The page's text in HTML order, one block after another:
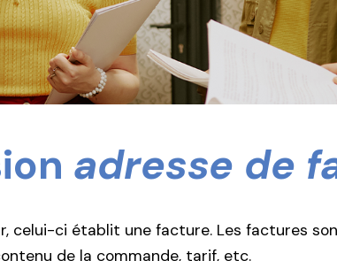
adresse de
celui-ci établit une facture. Les factures
de la commande, tarif, etc.